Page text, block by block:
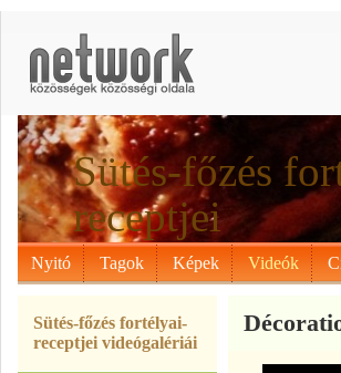
Sütés-főzés
receptjei
Nyitó Tagok Képek Videók
Sütés-főzés fortélyai-
receptjei videógalériái